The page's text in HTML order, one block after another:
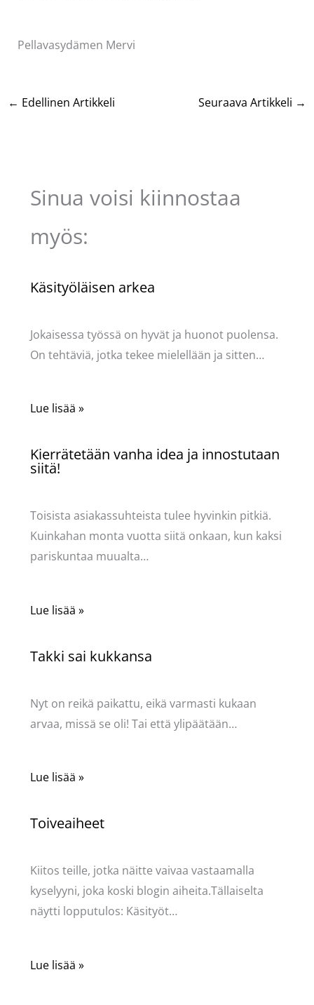
Pellavasydämen Mervi
← Edellinen Artikkeli Seuraava Artikkeli →
Sinua voisi kiinnostaa
myös:
Käsityöläisen arkea
Jokaisessa työssä on hyvät ja huonot puolensa.
On tehtäviä, jotka tekee mielellään ja sitten…
Lue lisää »
Kierrätetään vanha idea ja innostutaan
siitä!
Toisista asiakassuhteista tulee hyvinkin pitkiä.
Kuinkahan monta vuotta siitä onkaan, kun kaksi
pariskuntaa muualta…
Lue lisää »
Takki sai kukkansa
Nyt on reikä paikattu, eikä varmasti kukaan
arvaa, missä se oli! Tai että ylipäätään…
Lue lisää »
Toiveaiheet
Kiitos teille, jotka näitte vaivaa vastaamalla
kyselyyni, joka koski blogin aiheita.Tällaiselta
näytti lopputulos: Käsityöt…
Lue lisää »